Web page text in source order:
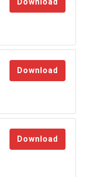
Download
Download